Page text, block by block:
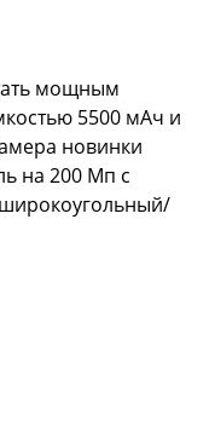
мощным
5500 мАч и
новинки
на 200 Мп с